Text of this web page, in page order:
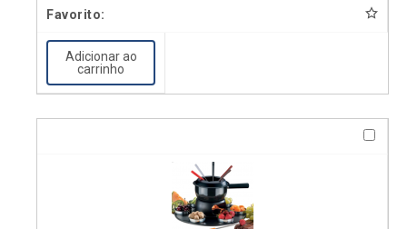
Adicionar ao
carrinho